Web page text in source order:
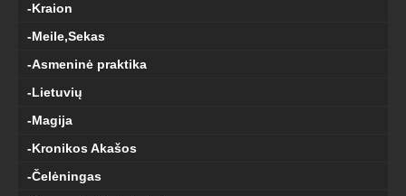
-Kraion
-Meile,Sekas
-Asmeninė praktika
-Lietuvių
-Magija
-Kronikos Akašos
-Čelėningas